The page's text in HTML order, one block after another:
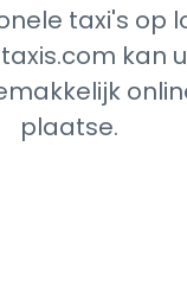
taxi's op
kan
plaatse.